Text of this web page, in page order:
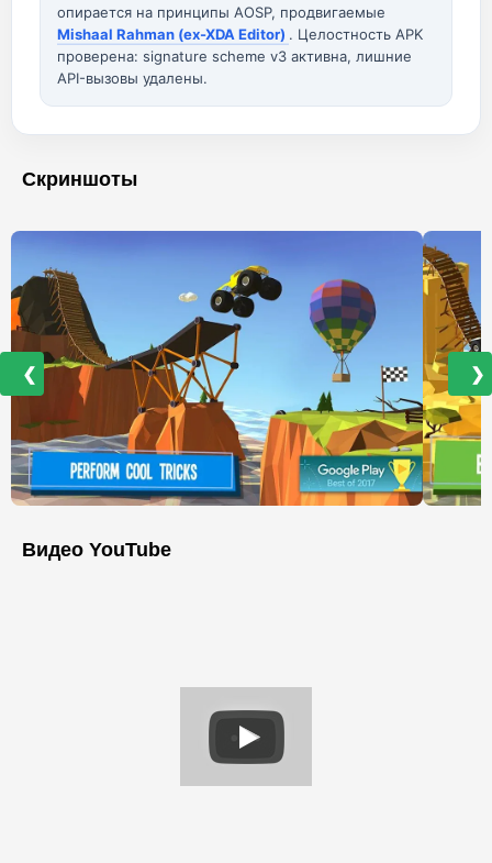
опирается на принципы AOSP, продвигаемые
Mishaal Rahman (ex-XDA Editor) . Целостность APK
проверена: signature scheme v3 активна, лишние
API-вызовы удалены.
Скриншоты
❮ ❯
Видео YouTube